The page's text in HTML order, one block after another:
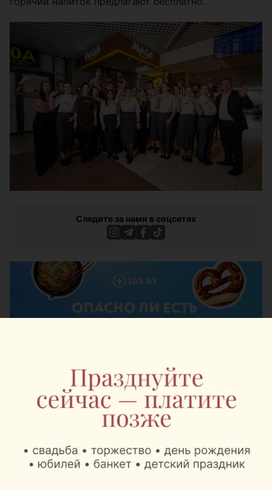
Следите за нами в соцсетях